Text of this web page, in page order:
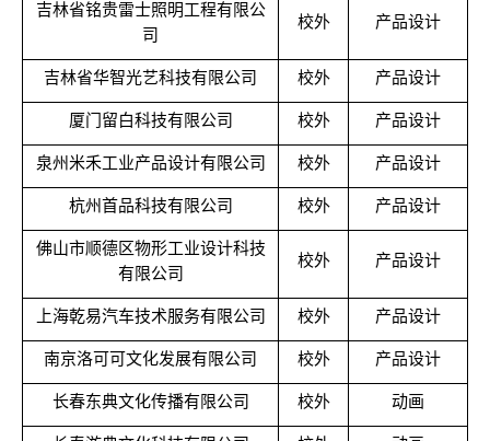
吉林省铭贵雷士照明工程有限公
司
校外 产品设计
吉林省华智光艺科技有限公司 校外 产品设计
厦门留白科技有限公司 校外 产品设计
泉州米禾工业产品设计有限公司 校外 产品设计
杭州首品科技有限公司 校外 产品设计
佛山市顺德区物形工业设计科技
有限公司
校外 产品设计
上海乾易汽车技术服务有限公司 校外 产品设计
南京洛可可文化发展有限公司 校外 产品设计
长春东典文化传播有限公司 校外 动画